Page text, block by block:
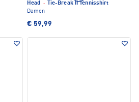
Head ·
Tie-Break II Tennisshirt
Damen
€ 59,99